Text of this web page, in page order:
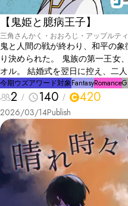
【鬼姫と臆病王子】
三角さんかく・おおろじ・アップルテ
鬼と人間の戦が終わり、和平の
り決められた。 鬼族の第一王女
オル。 結婚式を翌日に控え、二
今期ウズアワード対象FantasyRomance
2 140 420
2026/03/14Publish